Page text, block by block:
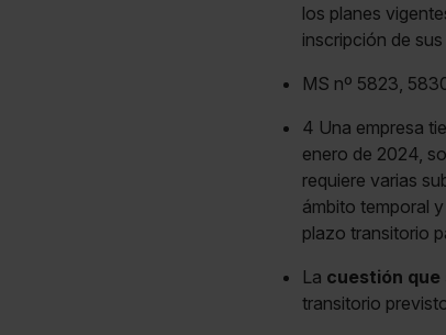
los planes
inscripción de
MS nº 5823,
4 Una empresa
enero de 2024,
requiere varias
ámbito temporal
plazo transitorio
La cuestión que
transitorio